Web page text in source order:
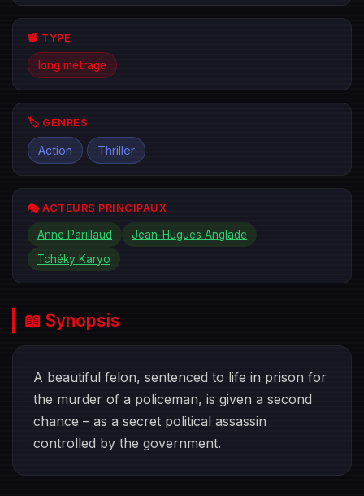
📽️ TYPE
long métrage
🏷️ GENRES
Action Thriller
🎭 ACTEURS PRINCIPAUX
Anne Parillaud
Jean-Hugues Anglade
Tchéky Karyo
📖 Synopsis
A beautiful felon, sentenced to life in prison for
the murder of a policeman, is given a second
chance – as a secret political assassin
controlled by the government.